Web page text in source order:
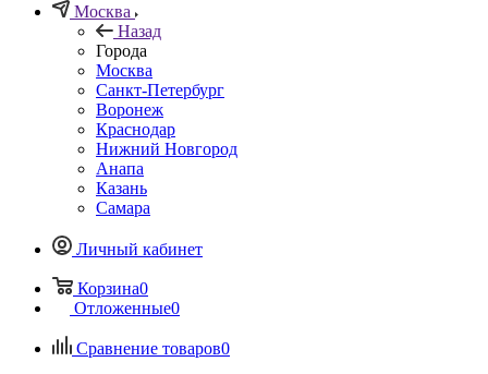
Москва
Назад
Города
Москва
Санкт-Петербург
Воронеж
Краснодар
Нижний Новгород
Анапа
Казань
Самара
Личный кабинет
Корзина0
Отложенные0
Сравнение товаров0